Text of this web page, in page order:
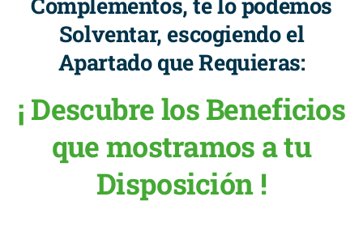
Solventar, escogiendo el
Apartado que Requieras:
¡ Descubre los Beneficios
que mostramos a tu
Disposición !